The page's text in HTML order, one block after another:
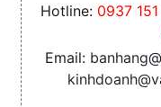
Hotline: 0937
Email: